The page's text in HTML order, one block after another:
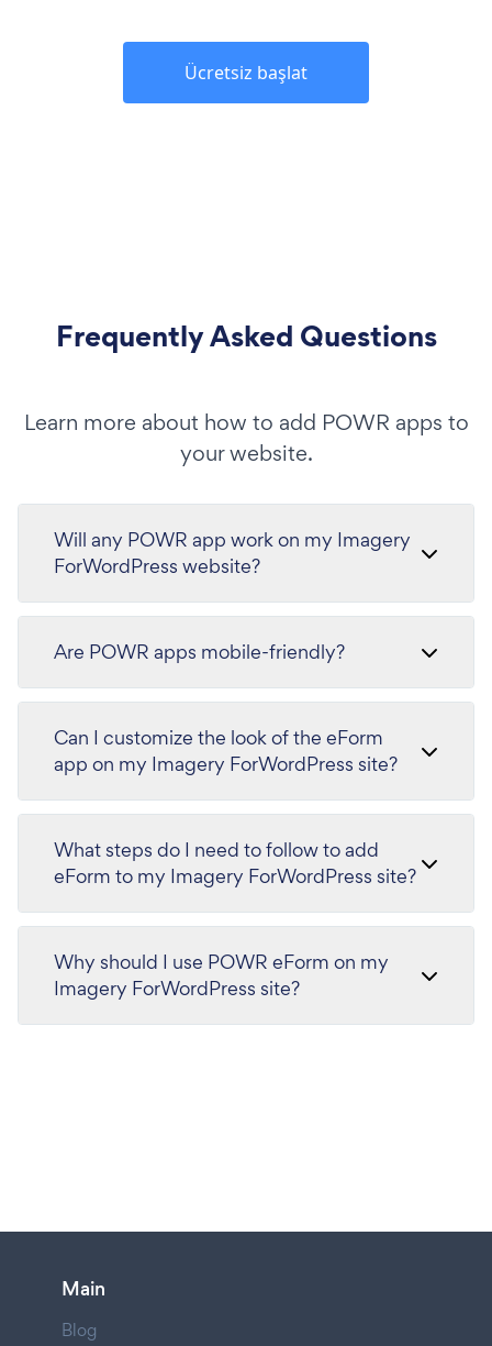
Ücretsiz başlat
Frequently Asked Questions
Learn more about how to add POWR apps to
your website.
Will any POWR app work on my Imagery
ForWordPress website?
Are POWR apps mobile-friendly?
Can I customize the look of the eForm
app on my Imagery ForWordPress site?
What steps do I need to follow to add
eForm to my Imagery ForWordPress site?
Why should I use POWR eForm on my
Imagery ForWordPress site?
Main
Blog